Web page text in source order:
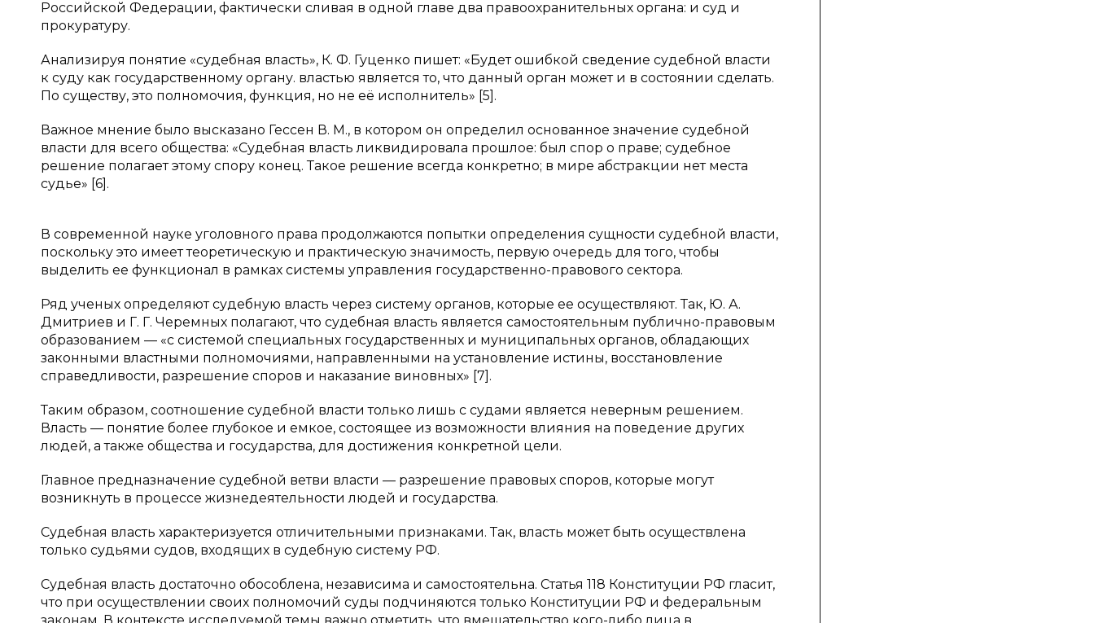
Российской Федерации, фактически сливая в одной главе два правоохранительных органа: и суд и
прокуратуру.
Анализируя понятие «судебная власть», К. Ф. Гуценко пишет: «Будет ошибкой сведение судебной власти
к суду как государственному органу. властью является то, что данный орган может и в состоянии сделать.
По существу, это полномочия, функция, но не её исполнитель» [5].
Важное мнение было высказано Гессен В. М., в котором он определил основанное значение судебной
власти для всего общества: «Судебная власть ликвидировала прошлое: был спор о праве; судебное
решение полагает этому спору конец. Такое решение всегда конкретно; в мире абстракции нет места
судье» [6].
В современной науке уголовного права продолжаются попытки определения сущности судебной власти,
поскольку это имеет теоретическую и практическую значимость, первую очередь для того, чтобы
выделить ее функционал в рамках системы управления государственно-правового сектора.
Ряд ученых определяют судебную власть через систему органов, которые ее осуществляют. Так, Ю. А.
Дмитриев и Г. Г. Черемных полагают, что судебная власть является самостоятельным публично-правовым
образованием — «c системой специальных государственных и муниципальных органов, обладающих
законными властными полномочиями, направленными на установление истины, восстановление
справедливости, разрешение споров и наказание виновных» [7].
Таким образом, соотношение судебной власти только лишь с судами является неверным решением.
Власть — понятие более глубокое и емкое, состоящее из возможности влияния на поведение других
людей, а также общества и государства, для достижения конкретной цели.
Главное предназначение судебной ветви власти — разрешение правовых споров, которые могут
возникнуть в процессе жизнедеятельности людей и государства.
Судебная власть характеризуется отличительными признаками. Так, власть может быть осуществлена
только судьями судов, входящих в судебную систему РФ.
Судебная власть достаточно обособлена, независима и самостоятельна. Статья 118 Конституции РФ гласит,
что при осуществлении своих полномочий суды подчиняются только Конституции РФ и федеральным